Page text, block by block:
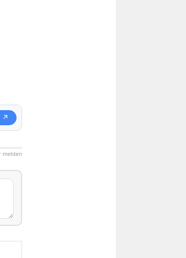
↗
melden